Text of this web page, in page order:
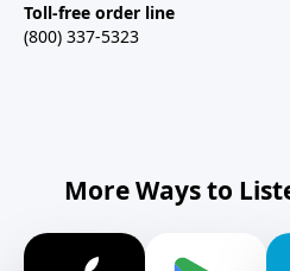
Toll-free order line
(800) 337-5323
More Ways to